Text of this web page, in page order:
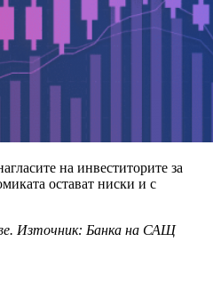
на инвеститорите за
остават ниски и с
Източник: Банка на САЩ